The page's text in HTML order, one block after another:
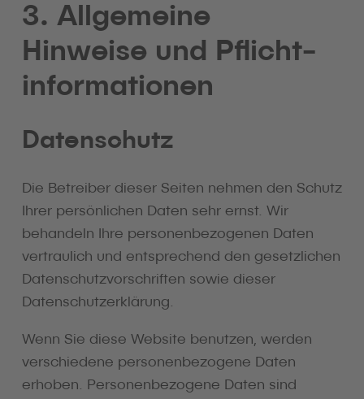
3. Allgemeine
Hinweise und Pflicht­
informationen
Datenschutz
Die Betreiber dieser Seiten nehmen den Schutz
Ihrer persönlichen Daten sehr ernst. Wir
behandeln Ihre personenbezogenen Daten
vertraulich und entsprechend den gesetzlichen
Datenschutzvorschriften sowie dieser
Datenschutzerklärung.
Wenn Sie diese Website benutzen, werden
verschiedene personenbezogene Daten
erhoben. Personenbezogene Daten sind